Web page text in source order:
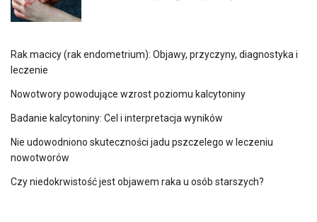
Rak macicy (rak endometrium): Objawy, przyczyny, diagnostyka i
leczenie
Nowotwory powodujące wzrost poziomu kalcytoniny
Badanie kalcytoniny: Cel i interpretacja wyników
Nie udowodniono skuteczności jadu pszczelego w leczeniu
nowotworów
Czy niedokrwistość jest objawem raka u osób starszych?